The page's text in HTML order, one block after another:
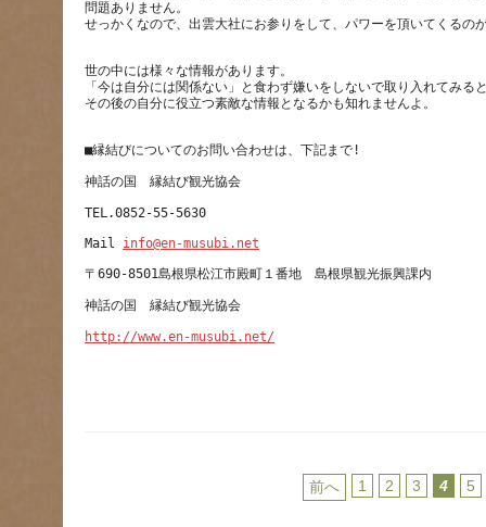
問題ありません。
世の中には様々な情報があります。
「今は自分には関係ない」と食わず嫌いをしないで取り入れてみる
Mail info@en-musubi.net
http://www.en-musubi.net/
前へ 1 2 3 4 5